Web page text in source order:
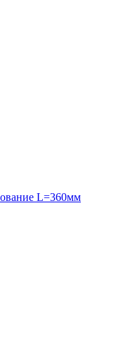
L=360мм